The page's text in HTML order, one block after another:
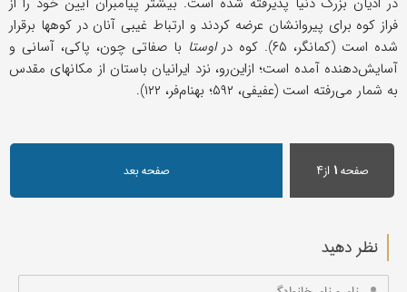
فراز کوه برای پیروانشان عرضه کردند و ارتباط غیبی آنان در کوهها برقرار
شده است (کمانگر، ۶۵). کوه در
اوستا با صفاتی چون، پاکی، آسانی و
آسایش‌دهنده آمده است؛ ازاین‌رو، نزد ایرانیان باستان از مکانهای مقدس
به شمار می‌رفته است (عفیفی، ۵۹۲؛ بهنام‌فر، ۱۲۲).
صفحه۱ از۴ صفحه بعد
نظر دهید